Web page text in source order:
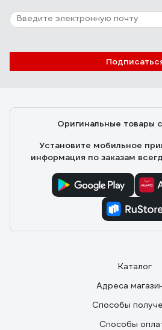
Оригинальные товары
Установите мобильное
информация по заказам
Каталог
Адреса
Способы
Способы